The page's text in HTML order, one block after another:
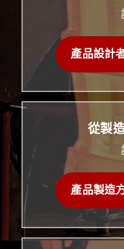
產品設計
從製
產品製造